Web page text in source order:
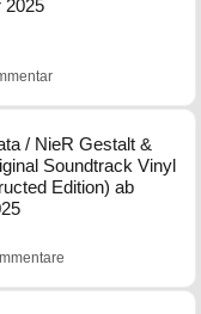
2025
/ NieR Gestalt &
Soundtrack Vinyl
Edition) ab